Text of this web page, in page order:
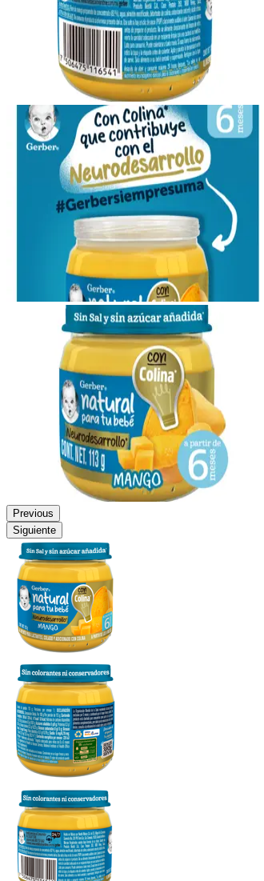
Previous
Siguiente